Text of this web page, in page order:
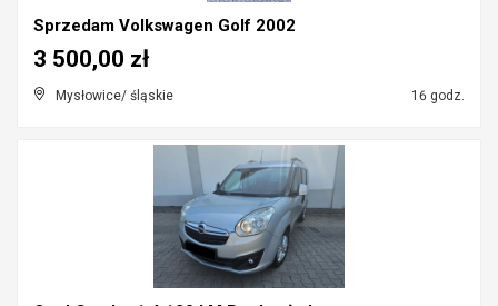
Sprzedam Volkswagen Golf 2002
Mysłowice/ śląskie 16 godz.
3 500,00 zł